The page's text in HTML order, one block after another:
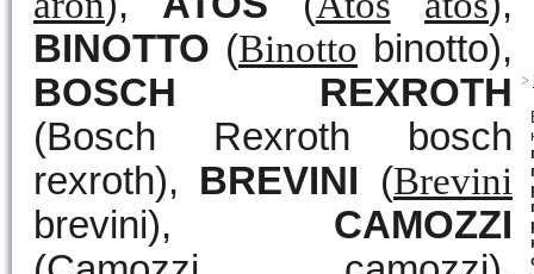
BINOTTO (Binotto binotto),
BOSCH REXROTH
(Bosch Rexroth bosch
rexroth), BREVINI (Brevini
brevini), CAMOZZI
>